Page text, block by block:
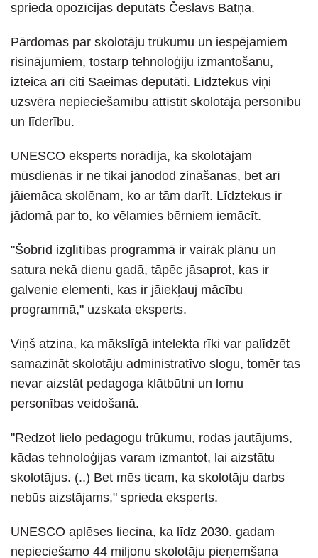
sprieda opozīcijas deputāts Česlavs Batņa.
Pārdomas par skolotāju trūkumu un iespējamiem
risinājumiem, tostarp tehnoloģiju izmantošanu,
izteica arī citi Saeimas deputāti. Līdztekus viņi
uzsvēra nepieciešamību attīstīt skolotāja personību
un līderību.
UNESCO eksperts norādīja, ka skolotājam
mūsdienās ir ne tikai jānodod zināšanas, bet arī
jāiemāca skolēnam, ko ar tām darīt. Līdztekus ir
jādomā par to, ko vēlamies bērniem iemācīt.
"Šobrīd izglītības programmā ir vairāk plānu un
satura nekā dienu gadā, tāpēc jāsaprot, kas ir
galvenie elementi, kas ir jāiekļauj mācību
programmā," uzskata eksperts.
Viņš atzina, ka mākslīgā intelekta rīki var palīdzēt
samazināt skolotāju administratīvo slogu, tomēr tas
nevar aizstāt pedagoga klātbūtni un lomu
personības veidošanā.
"Redzot lielo pedagogu trūkumu, rodas jautājums,
kādas tehnoloģijas varam izmantot, lai aizstātu
skolotājus. (..) Bet mēs ticam, ka skolotāju darbs
nebūs aizstājams," sprieda eksperts.
UNESCO aplēses liecina, ka līdz 2030. gadam
nepieciešamo 44 miljonu skolotāju pieņemšana